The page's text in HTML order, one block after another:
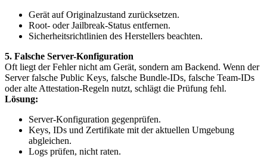
Gerät auf Originalzustand zurücksetzen.
Root- oder Jailbreak-Status entfernen.
Sicherheitsrichtlinien des Herstellers beachten.
5. Falsche Server-Konfiguration
Oft liegt der Fehler nicht am Gerät, sondern am Backend. Wenn der
Server falsche Public Keys, falsche Bundle-IDs, falsche Team-IDs
oder alte Attestation-Regeln nutzt, schlägt die Prüfung fehl.
Lösung:
Server-Konfiguration gegenprüfen.
Keys, IDs und Zertifikate mit der aktuellen Umgebung
abgleichen.
Logs prüfen, nicht raten.